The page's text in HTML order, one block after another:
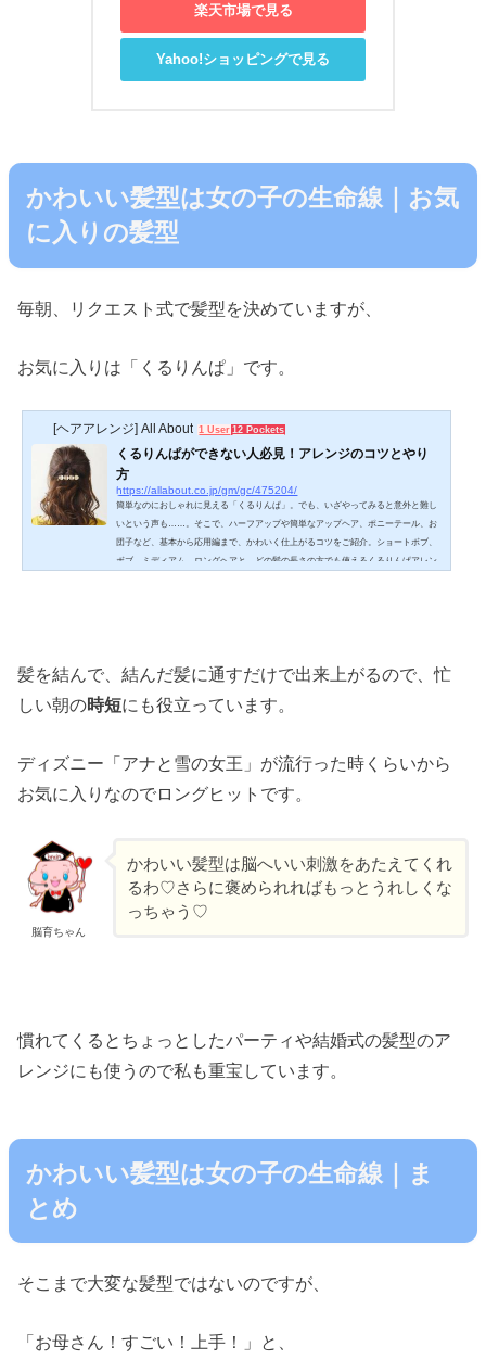
楽天市場で見る
Yahoo!ショッピングで見る
かわいい髪型は女の子の生命線｜お気
に入りの髪型
毎朝、リクエスト式で髪型を決めていますが、
お気に入りは「くるりんぱ」です。
[ヘアアレンジ] All About 1 User 12 Pockets
くるりんぱができない人必見！アレンジのコツとやり
方
https://allabout.co.jp/gm/gc/475204/
簡単なのにおしゃれに見える「くるりんぱ」。でも、いざやってみると意外と難し
いという声も……。そこで、ハーフアップや簡単なアップヘア、ポニーテール、お
団子など、基本から応用編まで、かわいく仕上がるコツをご紹介。ショートボブ、
ボブ、ミディアム、ロングヘアと、どの髪の長さの方でも使えるくるりんぱアレン
髪を結んで、結んだ髪に通すだけで出来上がるので、忙
しい朝の時短にも役立っています。
ディズニー「アナと雪の女王」が流行った時くらいから
お気に入りなのでロングヒットです。
脳育ちゃん
かわいい髪型は脳へいい刺激をあたえてくれ
るわ♡さらに褒められればもっとうれしくな
っちゃう♡
慣れてくるとちょっとしたパーティや結婚式の髪型のア
レンジにも使うので私も重宝しています。
かわいい髪型は女の子の生命線｜ま
とめ
そこまで大変な髪型ではないのですが、
「お母さん！すごい！上手！」と、